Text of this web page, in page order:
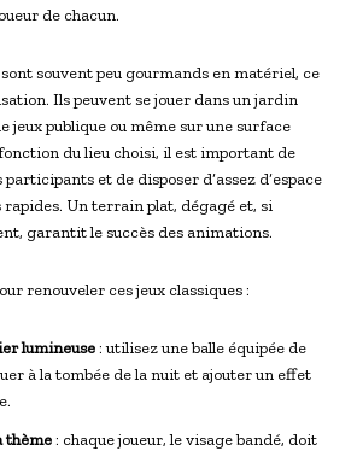
de chacun.
souvent peu gourmands en matériel, ce
Ils peuvent se jouer dans un jardin
jeux publique ou même sur une surface
du lieu choisi, il est important de
et de disposer d’assez d’espace
rapides. Un terrain plat, dégagé et, si
garantit le succès des animations.
renouveler ces jeux classiques :
lumineuse: utilisez une balle équipée de
à la tombée de la nuit et ajouter un effet
thème: chaque joueur, le visage bandé, doit